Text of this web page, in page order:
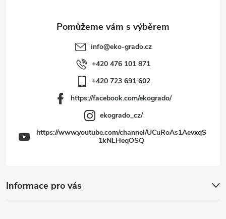
Informace pro vás
info@eko-grado.cz
+420 476 101 871
+420 723 691 602
https://facebook.com/ekogrado/
ekogrado_cz/
https://www.youtube.com/channel/UCuRoAs1AevxqS
1kNLHeqOSQ